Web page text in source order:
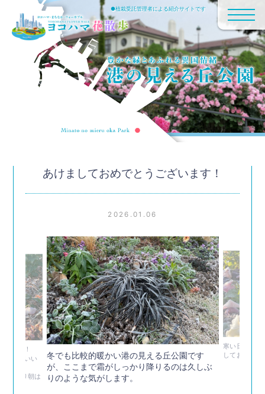
●植栽受託管理者による紹介サイトです
あけましておめでとうございます！
2026.01.06
います！
くお願いい
の通り朝は
冬でも比較的暖かい港の見える丘公園です
が、ここまで霜がしっかり降りるのは久しぶ
りのような気がします。
寒い日が続
してお越しく